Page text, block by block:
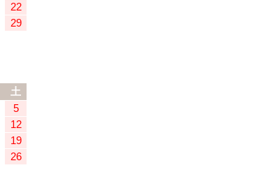
22
29
土
5
12
19
26